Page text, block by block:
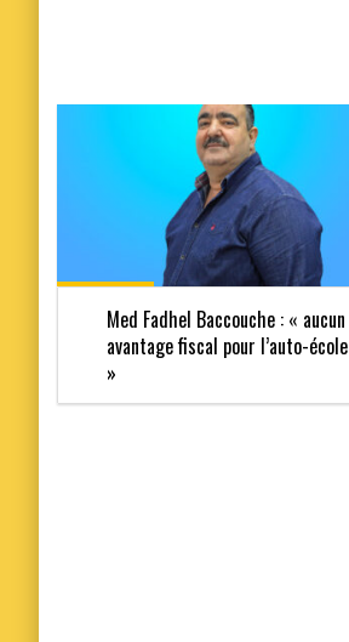
Med Fadhel Baccouche : « aucun
avantage fiscal pour l’auto-école
»